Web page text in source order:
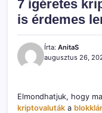
7 ígéretes
is érdemes
Írta: AnitaS
augusztus 26,
Elmondhatjuk, hogy
kriptovaluták a